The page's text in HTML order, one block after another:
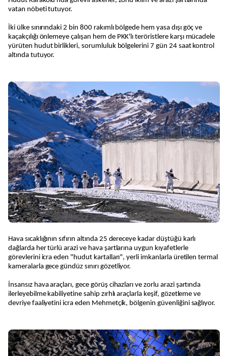
vatan nöbeti tutuyor.
İki ülke sınırındaki 2 bin 800 rakımlı bölgede hem yasa dışı göç ve
kaçakçılığı önlemeye çalışan hem de PKK'lı teröristlere karşı mücadele
yürüten hudut birlikleri, sorumluluk bölgelerini 7 gün 24 saat kontrol
altında tutuyor.
Hava sıcaklığının sıfırın altında 25 dereceye kadar düştüğü karlı
dağlarda her türlü arazi ve hava şartlarına uygun kıyafetlerle
görevlerini icra eden "hudut kartalları", yerli imkanlarla üretilen termal
kameralarla gece gündüz sınırı gözetliyor.
İnsansız hava araçları, gece görüş cihazları ve zorlu arazi şartında
ilerleyebilme kabiliyetine sahip zırhlı araçlarla keşif, gözetleme ve
devriye faaliyetini icra eden Mehmetçik, bölgenin güvenliğini sağlıyor.